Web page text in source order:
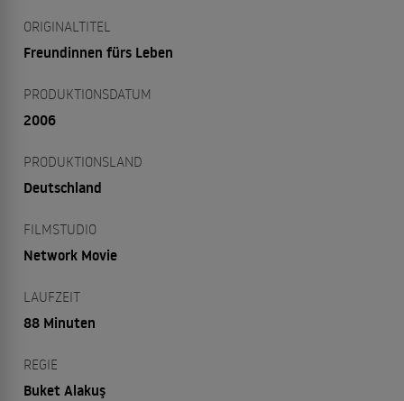
ORIGINALTITEL
Freundinnen fürs Leben
PRODUKTIONSDATUM
2006
PRODUKTIONSLAND
Deutschland
FILMSTUDIO
Network Movie
LAUFZEIT
88 Minuten
REGIE
Buket Alakuş